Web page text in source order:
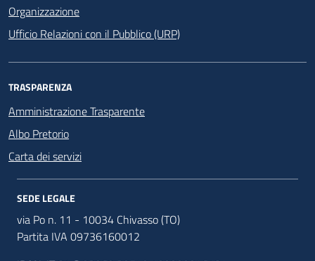
Organizzazione
Ufficio Relazioni con il Pubblico (URP)
TRASPARENZA
Amministrazione Trasparente
Albo Pretorio
Carta dei servizi
SEDE LEGALE
via Po n. 11 - 10034 Chivasso (TO)
Partita IVA 09736160012